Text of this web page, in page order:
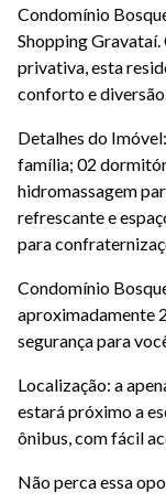
Condomínio
Shopping Gravataí.
privativa, esta
conforto e
Detalhes do
família; 02
hidromassagem
refrescante e
para
Condomínio
aproximadamente
segurança para
Localização: a
estará próximo a
ônibus, com fácil
Não perca essa